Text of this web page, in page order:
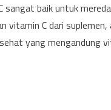
sangat baik untuk
vitamin C dari suplemen,
yang mengandung